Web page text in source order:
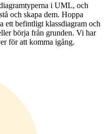
i UML, och
och skapa dem. Hoppa
ett befintligt klassdiagram och
börja från grunden. Vi har
för att komma igång.